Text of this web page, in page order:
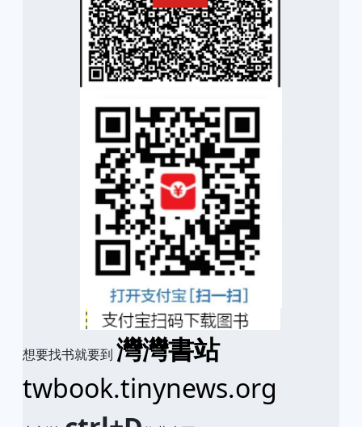
想要找书就要到 灣灣書站
twbook.tinynews.org